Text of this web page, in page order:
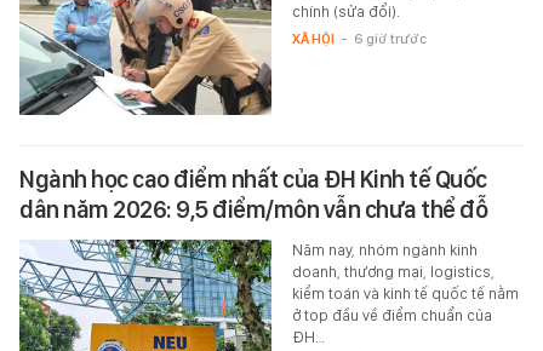
chính (sửa đổi).
XÃ HỘI - 6 giờ trước
Ngành học cao điểm nhất của ĐH Kinh tế Quốc
dân năm 2026: 9,5 điểm/môn vẫn chưa thể đỗ
Năm nay, nhóm ngành kinh
doanh, thương mại, logistics,
kiểm toán và kinh tế quốc tế nằm
ở top đầu về điểm chuẩn của
ĐH…